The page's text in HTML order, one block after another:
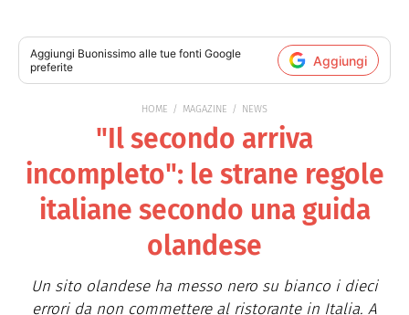
Aggiungi Buonissimo alle tue fonti Google
preferite
Aggiungi
HOME MAGAZINE NEWS
"Il secondo arriva
incompleto": le strane regole
italiane secondo una guida
olandese
Un sito olandese ha messo nero su bianco i dieci
errori da non commettere al ristorante in Italia. A